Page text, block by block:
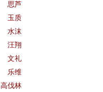
思芦
玉质
水沫
汪翔
文礼
乐维
高伐林